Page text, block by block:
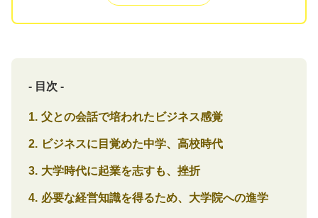
- 目次 -
父との会話で培われたビジネス感覚
ビジネスに目覚めた中学、高校時代
大学時代に起業を志すも、挫折
必要な経営知識を得るため、大学院への進学